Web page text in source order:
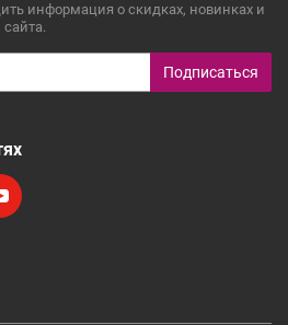
информация о скидках, новинках и
Подписаться